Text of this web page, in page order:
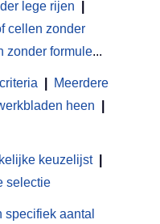
lege rijen
cellen zonder
zonder formule...
Meerdere
heen
keuzelijst
selectie
specifiek aantal